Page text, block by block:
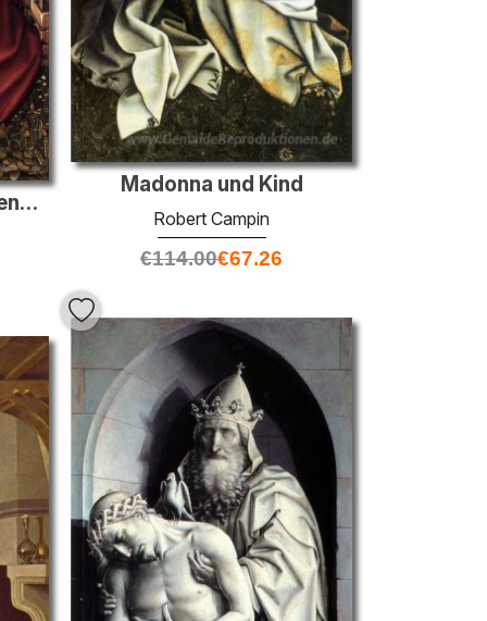
Madonna und Kind
Robert Campin
€114.00€67.26
Madonna von einer Rasenbank Oak